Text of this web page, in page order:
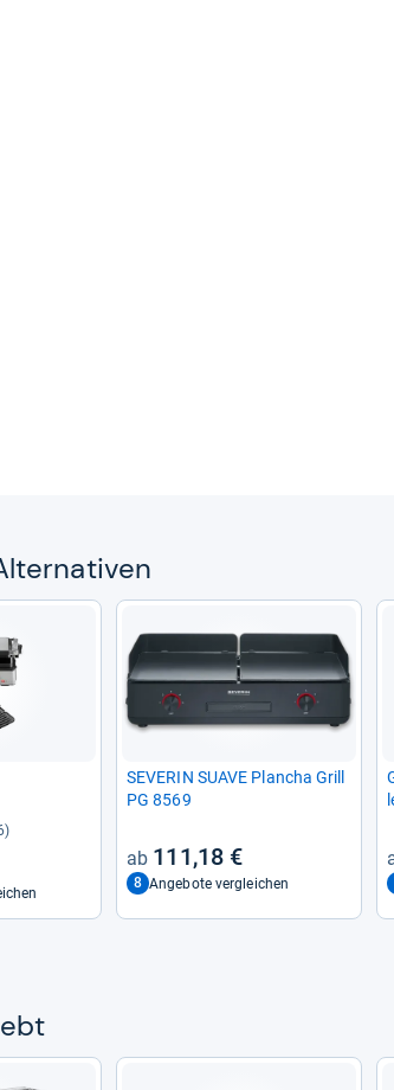
SEVE­RIN SUAVE Plan­cha Grill
PG 8569
111,18 €
8 Angebote vergleichen